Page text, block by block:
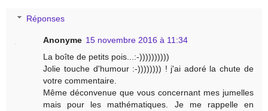
Réponses
Anonyme 15 novembre 2016 à 11:34
La boîte de petits pois...:-))))))))))
Jolie touche d'humour :-)))))))) ! j'ai adoré la chute de
votre commentaire.
Même déconvenue que vous concernant mes jumelles
mais pour les mathématiques. Je me rappelle en